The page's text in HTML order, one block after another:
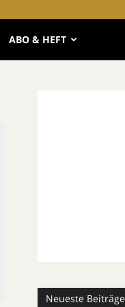
ABO & HEFT
Neueste Beiträge